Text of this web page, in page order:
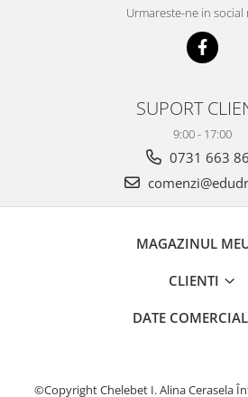
Urmareste-ne in social
SUPORT
9:00 - 17:00
0731 663
MAGAZINUL
CLIENTI
DATE
©Copyright Chelebet I. Alina Cerasela